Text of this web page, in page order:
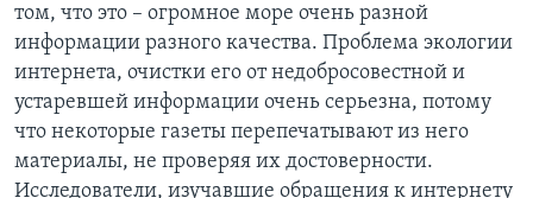
том, что это – огромное море очень разной
информации разного качества. Проблема экологии
интернета, очистки его от недобросовестной и
устаревшей информации очень серьезна, потому
что некоторые газеты перепечатывают из него
материалы, не проверяя их достоверности.
Исследователи, изучавшие обращения к интернету